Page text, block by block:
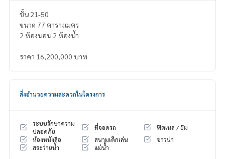
ชั้น 21-50
ขนาด 77 ตารางเมตร
2 ห้องนอน 2 ห้องน้ำ
ราคา 16,200,000 บาท
สิ่งอำนวยความสะดวกในโครงการ
ระบบรักษาความ
ปลอดภัย
ที่จอดรถ
ฟิตเนส / ยิม
ห้องหนังสือ
สนามเด็กเล่น
ซาวน่า
สระว่ายน้ำ
แม่น้ำ